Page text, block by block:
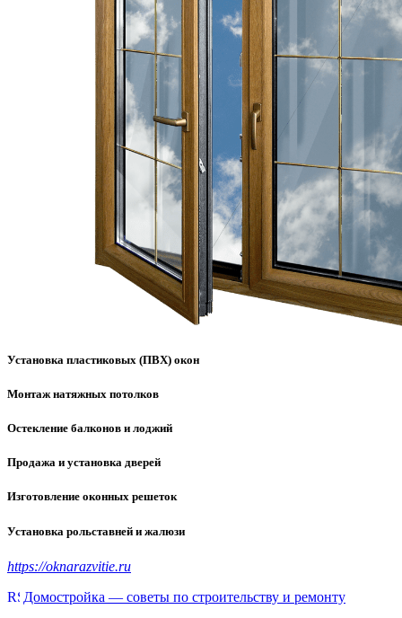
Установка пластиковых (ПВХ) окон
Монтаж натяжных потолков
Остекление балконов и лоджий
Продажа и установка дверей
Изготовление оконных решеток
Установка рольставней и жалюзи
https://oknarazvitie.ru
Домостройка — советы по строительству и ремонту